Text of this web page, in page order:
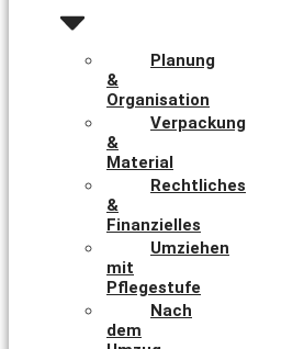
Planung
&
Organisation
Verpackung
&
Material
Rechtliches
&
Finanzielles
Umziehen
mit
Pflegestufe
Nach
dem